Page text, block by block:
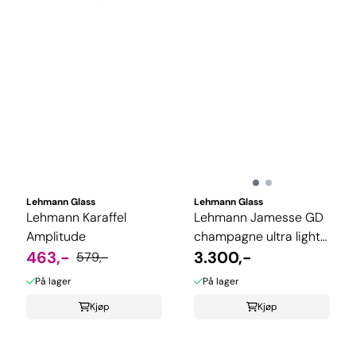
Lehmann Glass
Lehmann Karaffel
Amplitude
463,- 579,-
På lager
Kjøp
Lehmann Glass
Lehmann Jamesse GD
champagne ultra light,
6-pk
3.300,-
På lager
Kjøp